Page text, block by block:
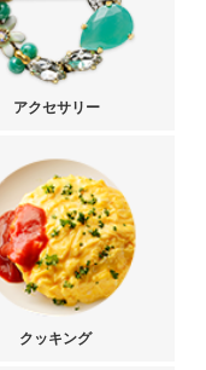
アクセサリー
クッキング